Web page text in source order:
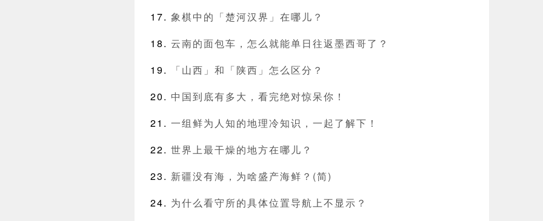
象棋中的「楚河汉界」在哪儿？
云南的面包车，怎么就能单日往返墨西哥了？
「山西」和「陕西」怎么区分？
中国到底有多大，看完绝对惊呆你！
一组鲜为人知的地理冷知识，一起了解下！
世界上最干燥的地方在哪儿？
新疆没有海，为啥盛产海鲜？(简)
为什么看守所的具体位置导航上不显示？